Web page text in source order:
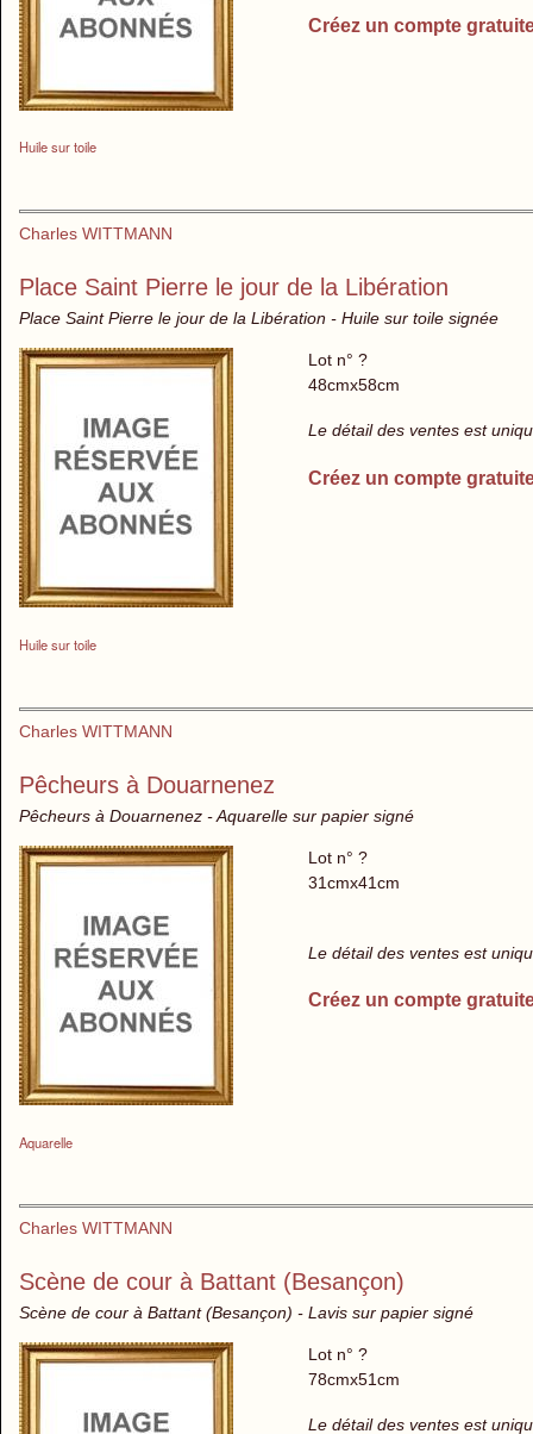
Huile sur toile
Créez un compte
Charles WITTMANN
Place Saint Pierre le jour de la Libération
Place Saint Pierre le jour de la Libération - Huile sur toile signée
Huile sur toile
Lot n° ?
48cmx58cm
Le détail des ventes est
Créez un compte
Charles WITTMANN
Pêcheurs à Douarnenez
Pêcheurs à Douarnenez - Aquarelle sur papier signé
Aquarelle
Lot n° ?
31cmx41cm
Le détail des ventes est
Créez un compte
Charles WITTMANN
Scène de cour à Battant (Besançon)
Scène de cour à Battant (Besançon) - Lavis sur papier signé
Lot n° ?
78cmx51cm
Le détail des ventes est